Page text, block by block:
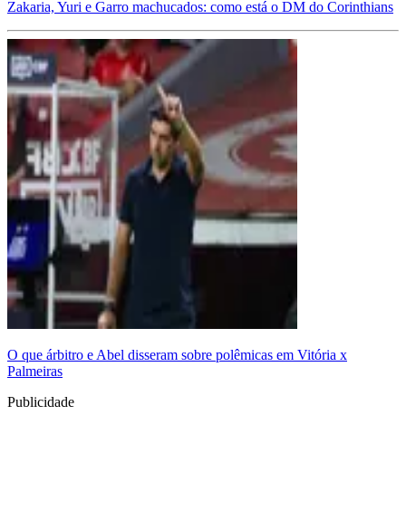
Zakaria, Yuri e Garro machucados: como está o DM do Corinthians
O que árbitro e Abel disseram sobre polêmicas em Vitória x
Palmeiras
Publicidade